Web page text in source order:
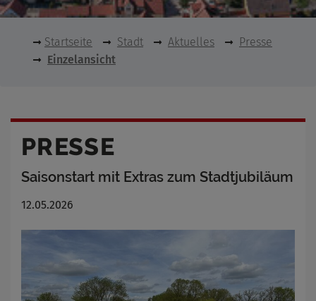
Startseite Stadt Aktuelles
Presse
Einzelansicht
PRESSE
Saisonstart mit Extras zum Stadtjubiläum
12.05.2026